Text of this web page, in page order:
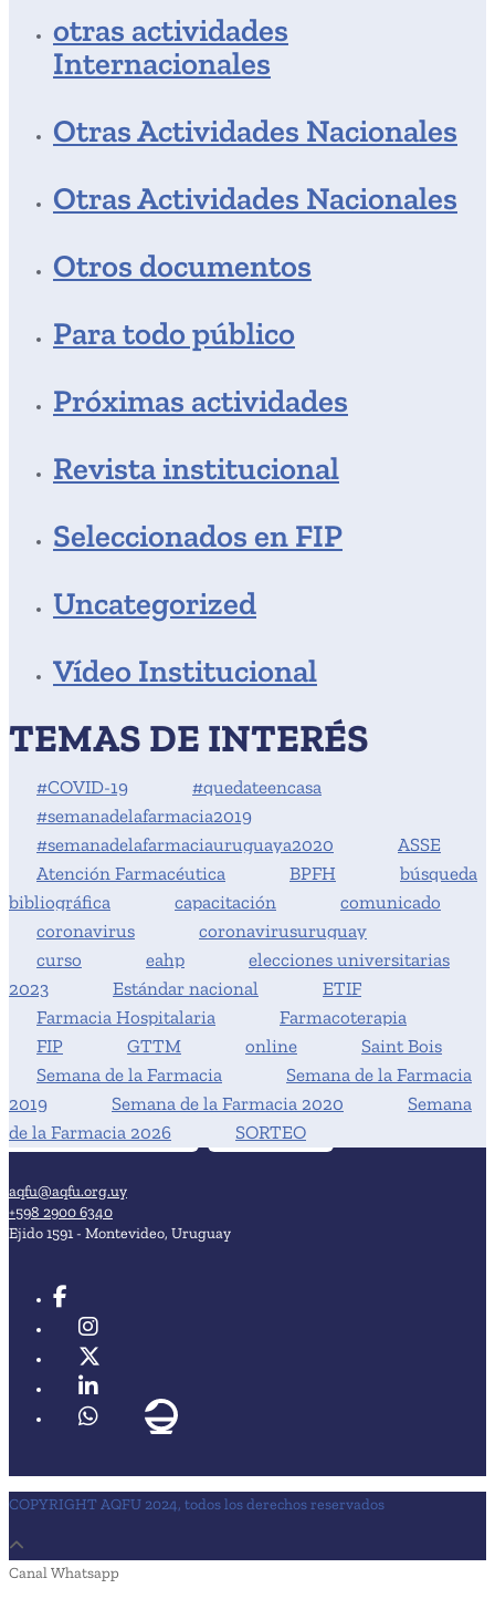
otras actividades
Internacionales
Otras Actividades Nacionales
Otras Actividades Nacionales
Otros documentos
Para todo público
Próximas actividades
Revista institucional
Seleccionados en FIP
Uncategorized
Vídeo Institucional
TEMAS DE INTERÉS
#COVID-19
#quedateencasa
#semanadelafarmacia2019
#semanadelafarmaciauruguaya2020
ASSE
Atención Farmacéutica
BPFH
búsqueda
bibliográfica
capacitación
comunicado
coronavirus
coronavirusuruguay
curso
eahp
elecciones universitarias
2023
Estándar nacional
ETIF
Farmacia Hospitalaria
Farmacoterapia
FIP
GTTM online
Saint Bois
Semana de la Farmacia
Semana de la Farmacia
2019
Semana de la Farmacia 2020
Semana
de la Farmacia 2026
SORTEO
aqfu@aqfu.org.uy
+598 2900 6340
Ejido 1591 - Montevideo, Uruguay
COPYRIGHT AQFU 2024, todos los derechos reservados
Canal Whatsapp